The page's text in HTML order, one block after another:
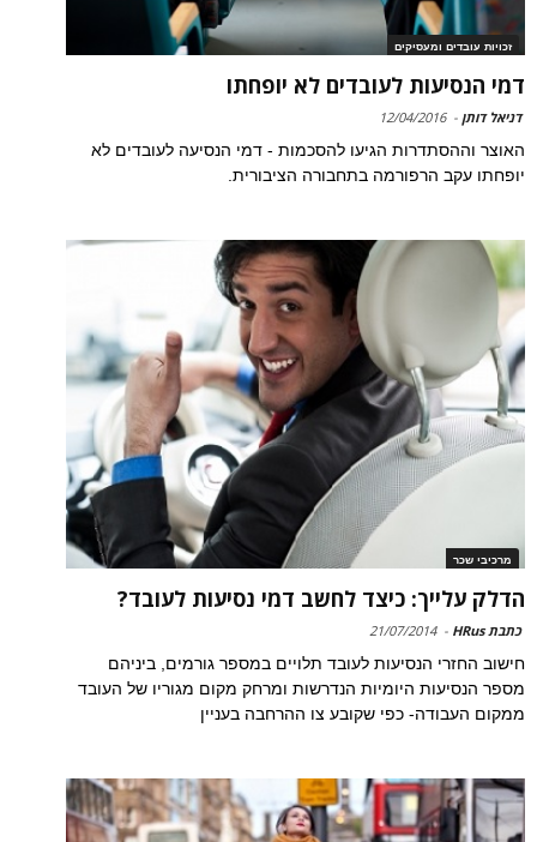
זכויות עובדים ומעסיקים
דמי הנסיעות לעובדים לא יופחתו
דניאל דותן -
12/04/2016
האוצר וההסתדרות הגיעו להסכמות - דמי הנסיעה לעובדים לא
יופחתו עקב הרפורמה בתחבורה הציבורית.
מרכיבי שכר
הדלק עלייך: כיצד לחשב דמי נסיעות לעובד?
כתבת HRus -
21/07/2014
חישוב החזרי הנסיעות לעובד תלויים במספר גורמים, ביניהם
מספר הנסיעות היומיות הנדרשות ומרחק מקום מגוריו של העובד
ממקום העבודה- כפי שקובע צו ההרחבה בעניין